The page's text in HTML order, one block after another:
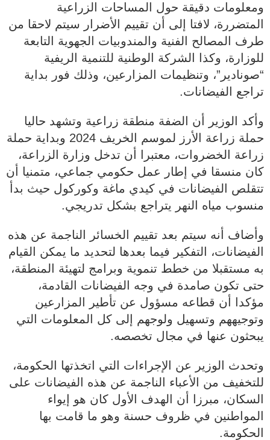
ومعلومات دقيقة حول المساحات الزراعية
المتضررة، لافتا إلى أن تقييم الأضرار سيتم لاحقا من
طرف المصالح الفنية والمندوبيات الجهوية التابعة
للوزارة، وكذا الشركة الوطنية للتنمية الريفية
“صونادير”، وتنظيمات المزارعين، وذلك فور بداية
تراجع الفيضانات.
وأكد الوزير أن الضفة منطقة زراعية وتشهد حاليا
حملة زراعة الأرز لموسم الخريف 2024 وبداية حملة
زراعة الخضروات، معتبرا أن تدخل وزارة الزراعة،
كان منسقا في إطار عمل حكومي جماعي، متمنيا أن
تتقلص الفيضانات في كيدي ماغة وكوركول حيث بدأ
منسوب مياه النهر يتراجع بشكل تدريجي.
وأضاف أنه سيتم بعد تقييم الخسائر الناجمة عن هذه
الفيضانات، التفكير فيما بعدها لتحديد ما يمكن القيام
به مستقبلا من خطط تنموية وبرامج لتهيئة المنطقة،
حتى تكون صامدة في وجه الفيضانات القادمة،
مؤكدا أن قطاعه مسؤول عن تأطير المزارعين
وتوجيههم وتسهيل ولوجهم إلى كل المعلومات التي
يبحثون عنها في مجال تخصصه.
وتحدث الوزير عن الإجراءات التي اتخذتها الحكومة،
للتخفيف من الأعباء الناجمة عن هذه الفيضانات على
السكان، مبرزا أن الهدف الأول كان هو إيواء
المواطنين في ظروف حسنة وهو ما قامت بها
الحكومة.